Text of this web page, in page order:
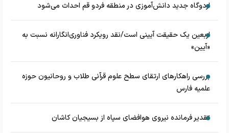
اردوگاه جدید دانش‌آموزی در منطقه فردو قم احداث می‌شود
اربعین یک حقیقت آیینی است/نقد رویکرد فناوری‌انگارانه نسبت به
«آیین»
بررسی راهکارهای ارتقای سطح علوم قرآنی طلاب و روحانیون حوزه
علمیه فارس
تقدیر فرمانده نیروی هوافضای سپاه از بسیجیان کاشان